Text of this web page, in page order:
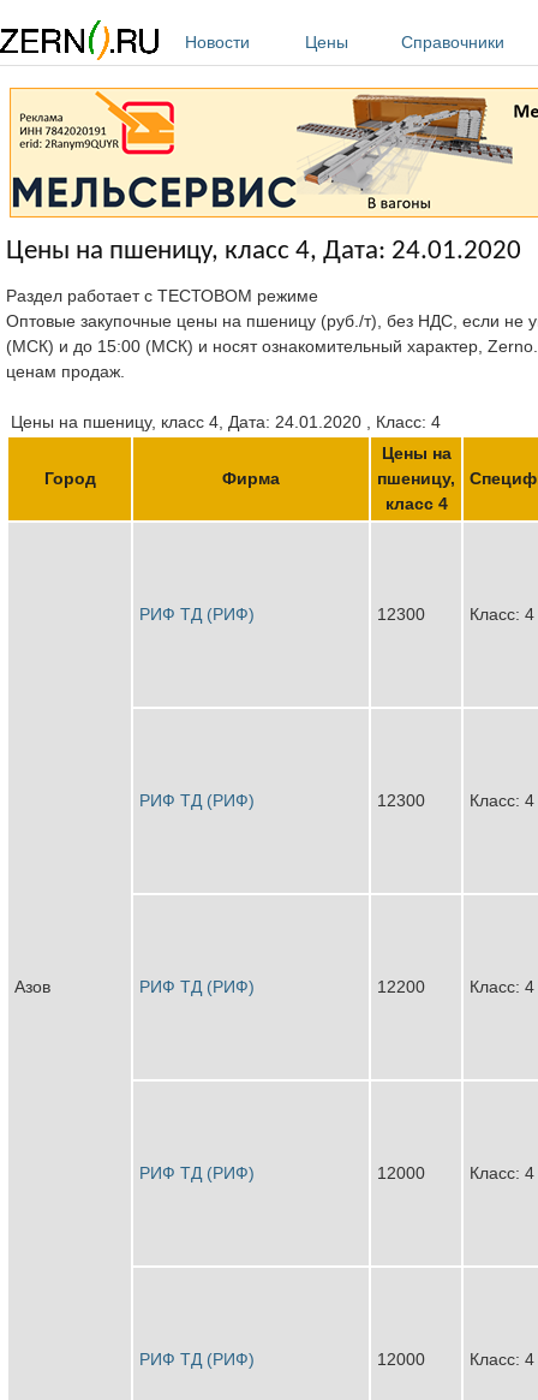
Новости
Цены Справочники
Цены на пшеницу, класс 4, Дата: 24.01.2020
Раздел работает с ТЕСТОВОМ режиме
Оптовые закупочные цены на пшеницу (руб./т), без НДС, если не
(МСК) и до 15:00 (МСК) и носят ознакомительный характер,
ценам продаж.
Цены на пшеницу, класс 4, Дата: 24.01.2020 , Класс: 4
Город Фирма
Цены на
пшеницу,
класс 4
Азов
РИФ ТД (РИФ) 12300 Класс: 4
РИФ ТД (РИФ) 12300 Класс: 4
РИФ ТД (РИФ) 12200 Класс: 4
РИФ ТД (РИФ) 12000 Класс: 4
РИФ ТД (РИФ) 12000 Класс: 4